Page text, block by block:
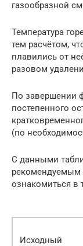
газообразной
Температура
тем расчётом,
плавились от
разовом
По завершении
постепенного
(по
С данными
рекомендуемым
ознакомиться в
Исходный